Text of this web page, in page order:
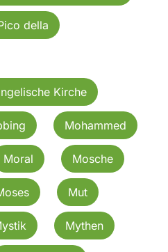
della
Kirche
Mohammed
Moral Mosche
Mut
Mythen